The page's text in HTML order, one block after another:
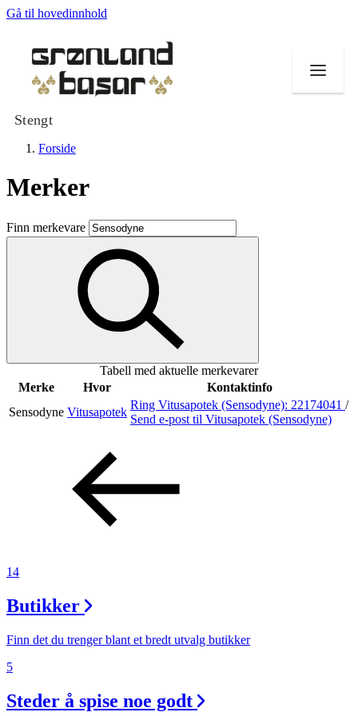
Gå til hovedinnhold
Stengt
Butikker
Mat og drikke
Inspirasjon
Åpningstider
Gavekort
Finn frem
Forside
Merker
Finn merkevare
Tabell med aktuelle merkevarer
Merke
Hvor
Kontaktinfo
Sensodyne Vitusapotek
Ring Vitusapotek (Sensodyne): 22174041 /
Send e-post til Vitusapotek (Sensodyne)
14
Butikker
Finn det du trenger blant et bredt utvalg butikker
5
Steder å spise noe godt